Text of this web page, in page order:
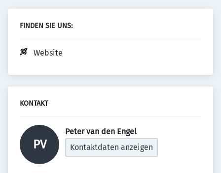
FINDEN SIE UNS:
Website
KONTAKT
PV
Peter van den Engel
Kontaktdaten anzeigen